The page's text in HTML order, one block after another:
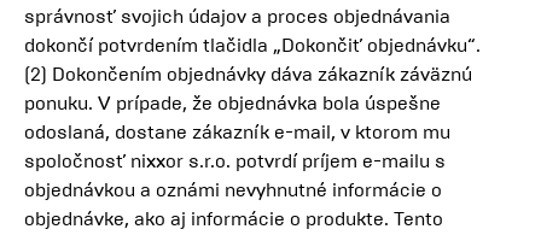
správnosť svojich údajov a proces objednávania
dokončí potvrdením tlačidla „Dokončiť objednávku“.
(2) Dokončením objednávky dáva zákazník záväznú
ponuku. V prípade, že objednávka bola úspešne
odoslaná, dostane zákazník e-mail, v ktorom mu
spoločnosť nixxor s.r.o. potvrdí príjem e-mailu s
objednávkou a oznámi nevyhnutné informácie o
objednávke, ako aj informácie o produkte. Tento